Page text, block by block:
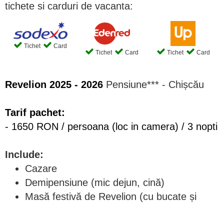
tichete si carduri de vacanta:
Tichet
Card
Tichet
Card Tichet Card
Revelion 2025 - 2026 Pensiune*** - Chișcău
Tarif pachet:
- 1650 RON / persoana (loc in camera) / 3 nopti
Include:
Cazare
Demipensiune (mic dejun, cină)
Masă festivă de Revelion (cu bucate și